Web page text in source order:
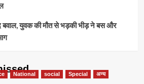
युवक की मौत से भड़की भीड़ ने बस और
National social Special अन्य